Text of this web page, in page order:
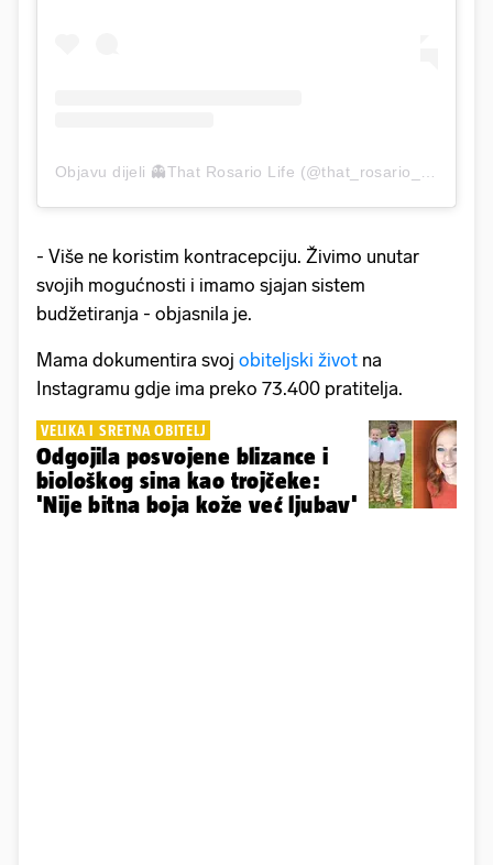
Objavu dijeli 👻That Rosario Life (@that_rosario_life)
- Više ne koristim kontracepciju. Živimo unutar
svojih mogućnosti i imamo sjajan sistem
budžetiranja - objasnila je.
Mama dokumentira svoj obiteljski život na
Instagramu gdje ima preko 73.400 pratitelja.
VELIKA I SRETNA OBITELJ
Odgojila posvojene blizance i
biološkog sina kao trojčeke:
'Nije bitna boja kože već ljubav'